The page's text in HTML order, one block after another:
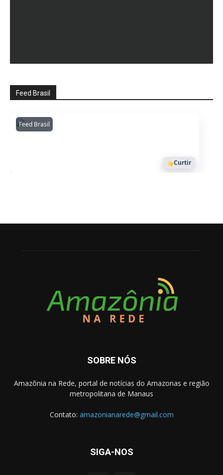
Feed Brasil
Feed BrasilAmazonianarede
1053
Curtir
SOBRE NÓS
Amazônia na Rede, portal de notícias do Amazonas e região
metropolitana de Manaus
Contato: amazonianarede@gmail.com
SIGA-NOS